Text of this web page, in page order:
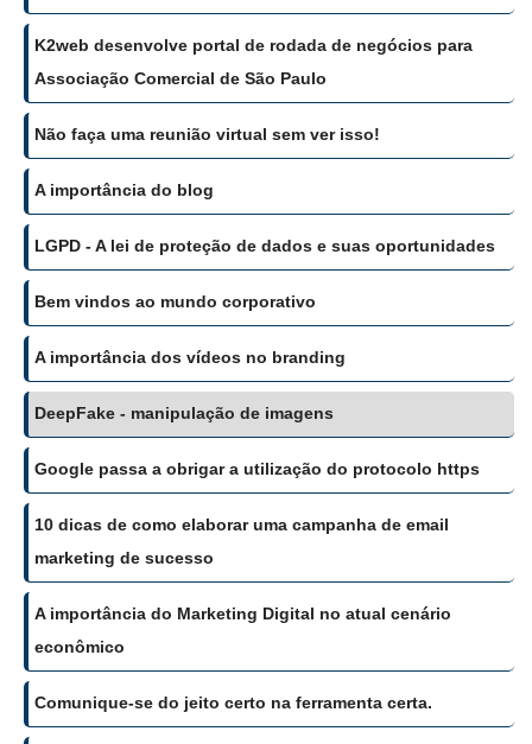
K2web desenvolve portal de rodada de negócios para
Associação Comercial de São Paulo
Não faça uma reunião virtual sem ver isso!
A importância do blog
LGPD - A lei de proteção de dados e suas oportunidades
Bem vindos ao mundo corporativo
A importância dos vídeos no branding
DeepFake - manipulação de imagens
Google passa a obrigar a utilização do protocolo https
10 dicas de como elaborar uma campanha de email
marketing de sucesso
A importância do Marketing Digital no atual cenário
econômico
Comunique-se do jeito certo na ferramenta certa.